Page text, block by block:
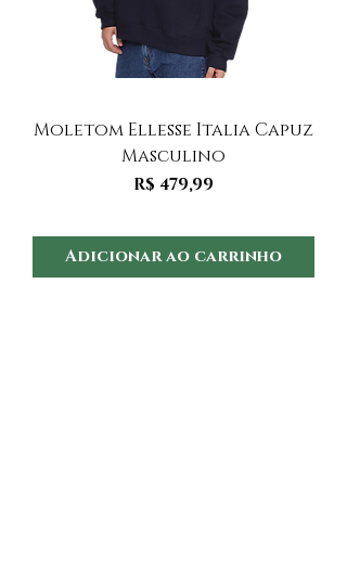
Moletom Ellesse Italia Capuz
Masculino
Preço
R$ 479,99
Adicionar ao carrinho